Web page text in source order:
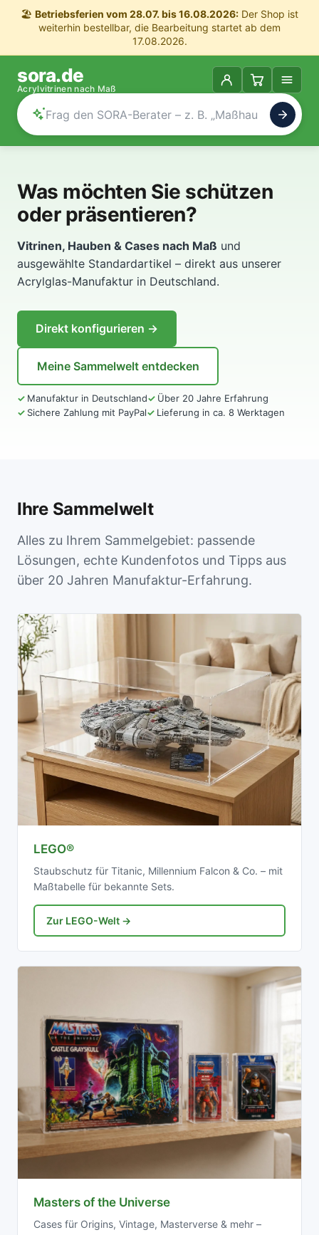
🏖️ Betriebsferien vom 28.07. bis 16.08.2026: Der Shop ist
weiterhin bestellbar, die Bearbeitung startet ab dem
17.08.2026.
sora.de
Acrylvitrinen nach Maß
Was möchten Sie schützen
oder präsentieren?
Vitrinen, Hauben & Cases nach Maß und
ausgewählte Standardartikel – direkt aus unserer
Acrylglas-Manufaktur in Deutschland.
Direkt konfigurieren →
Meine Sammelwelt entdecken
Manufaktur in Deutschland
Über 20 Jahre Erfahrung
Sichere Zahlung mit PayPal
Lieferung in ca. 8 Werktagen
Ihre Sammelwelt
Alles zu Ihrem Sammelgebiet: passende
Lösungen, echte Kundenfotos und Tipps aus
über 20 Jahren Manufaktur-Erfahrung.
LEGO®
Staubschutz für Titanic, Millennium Falcon & Co. – mit
Maßtabelle für bekannte Sets.
Zur LEGO-Welt →
Masters of the Universe
Cases für Origins, Vintage, Masterverse & mehr –